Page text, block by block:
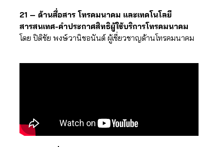
21 – ด้านสื่อสาร โทรคมนาคม และเทคโนโลยี
สารสนเทศ-คำประกาศสิทธิผู้ใช้บริการโทรคมนาคม
โดย ปิติชัย พงษ์วานิชอนันต์ ผู้เชี่ยวชาญด้านโทรคมนาคม